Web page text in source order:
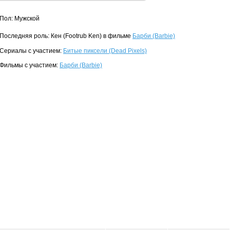
Пол: Мужской
Последняя роль: Кен (Footrub Ken) в фильме Барби (Barbie)
Сериалы с участием: Битые пиксели (Dead Pixels)
Фильмы с участием: Барби (Barbie)